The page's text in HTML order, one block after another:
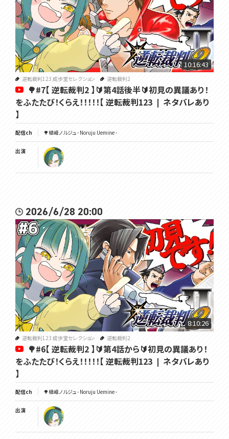
10:16:43
逆転裁判123 成歩堂セレクション 逆転裁判2
🌳#7【 逆転裁判2 】🔰第4話後半🔰初見の異議あり！
をふたたび！くらえ！！！！！【 逆転裁判123 ❘ ネタバレあり
】
配信ch 🌳植峰ノルジュ - Noruju Uemine -
出演
2026/6/28 20:00
8:10:26
逆転裁判123 成歩堂セレクション 逆転裁判2
🌳#6【 逆転裁判2 】🔰第4話から🔰初見の異議あり！
をふたたび！くらえ！！！！！【 逆転裁判123 ❘ ネタバレあり
】
配信ch 🌳植峰ノルジュ - Noruju Uemine -
出演